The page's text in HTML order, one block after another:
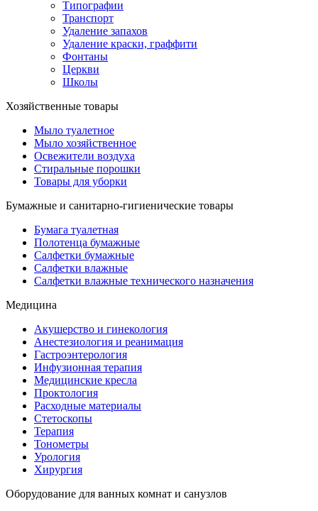
Типографии
Транспорт
Удаление запахов
Удаление краски, граффити
Фонтаны
Церкви
Школы
Хозяйственные товары
Мыло туалетное
Мыло хозяйственное
Освежители воздуха
Стиральные порошки
Товары для уборки
Бумажные и санитарно-гигиенические товары
Бумага туалетная
Полотенца бумажные
Салфетки бумажные
Салфетки влажные
Салфетки влажные технического назначения
Медицина
Акушерство и гинекология
Анестезиология и реанимация
Гастроэнтерология
Инфузионная терапия
Медицинские кресла
Проктология
Расходные материалы
Стетоскопы
Терапия
Тонометры
Урология
Хирургия
Оборудование для ванных комнат и санузлов